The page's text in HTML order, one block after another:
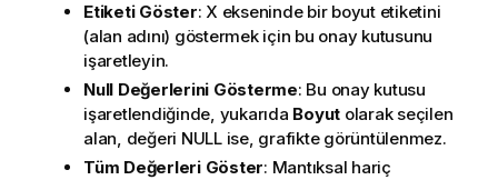
Etiketi Göster: X ekseninde bir boyut etiketini
(alan adını) göstermek için bu onay kutusunu
işaretleyin.
Null Değerlerini Gösterme: Bu onay kutusu
işaretlendiğinde, yukarıda Boyut olarak seçilen
alan, değeri NULL ise, grafikte görüntülenmez.
Tüm Değerleri Göster: Mantıksal hariç